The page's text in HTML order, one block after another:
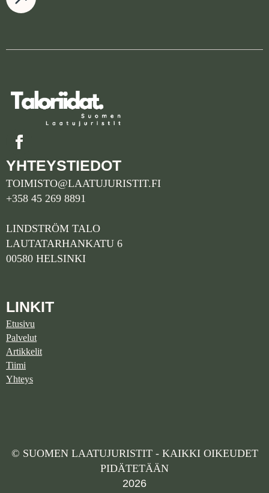
YHTEYSTIEDOT
TOIMISTO@LAATUJURISTIT.FI
+358 45 269 8891
LINDSTRÖM TALO
LAUTATARHANKATU 6
00580 HELSINKI
LINKIT
Etusivu
Palvelut
Artikkelit
Tiimi
Yhteys
© SUOMEN LAATUJURISTIT - KAIKKI OIKEUDET
PIDÄTETÄÄN
2026